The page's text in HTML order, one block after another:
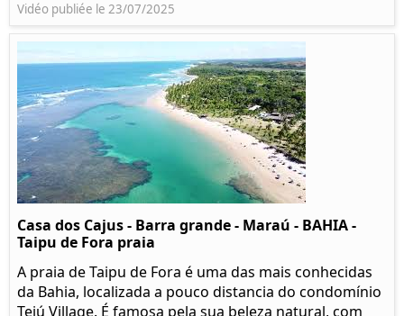
Vidéo publiée le 23/07/2025
Casa dos Cajus - Barra grande - Maraú - BAHIA -
Taipu de Fora praia
A praia de Taipu de Fora é uma das mais conhecidas
da Bahia, localizada a pouco distancia do condomínio
Teiú Village. É famosa pela sua beleza natural, com